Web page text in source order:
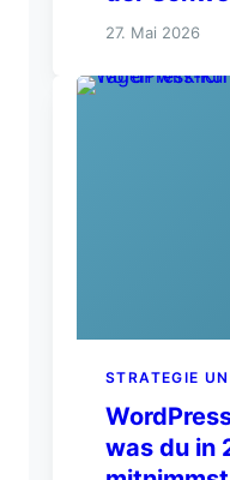
27. Mai 2026
STRATEGIE
was du in